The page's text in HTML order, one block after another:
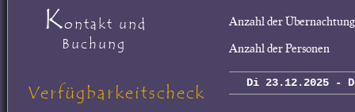
Anzahl der
Anzahl der Personen
Di 23.12.2025 -
Kontakt und
Buchung
Verfügbarkeitscheck